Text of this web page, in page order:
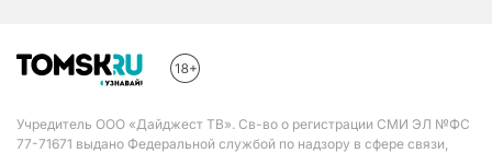
Учредитель ООО «Дайджест ТВ». Св-во о регистрации СМИ ЭЛ №ФС
77-71671 выдано Федеральной службой по надзору в сфере связи,